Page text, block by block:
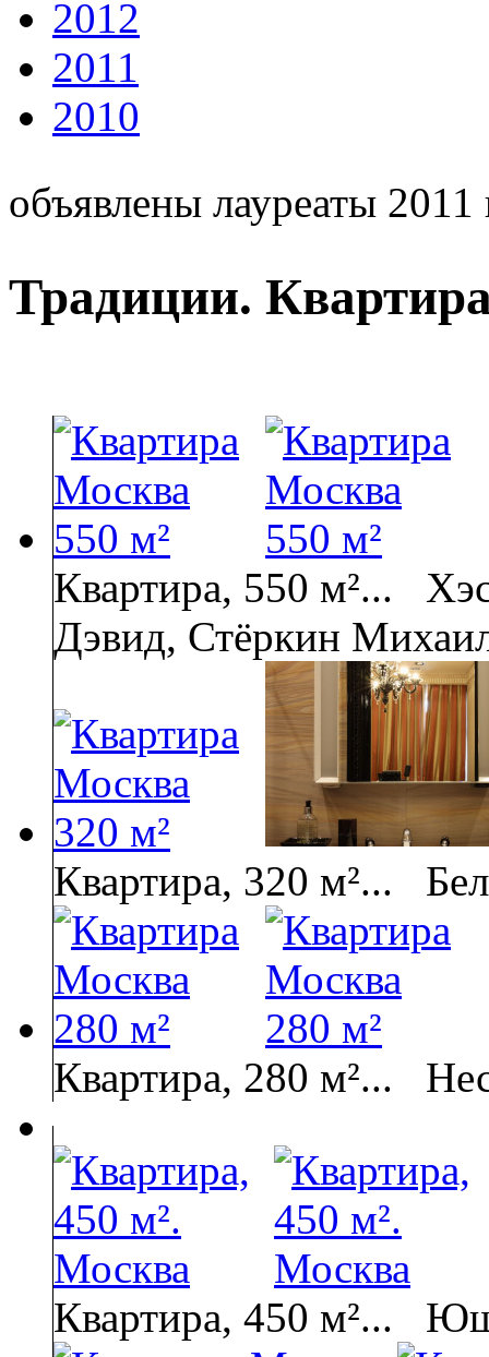
2012
2011
2010
объявлены лауреаты 2011
Традиции.
Квартира, 550 м²...
Дэвид, Стёркин
Квартира, 320 м²...
Квартира, 280 м²...
Квартира, 450 м²...